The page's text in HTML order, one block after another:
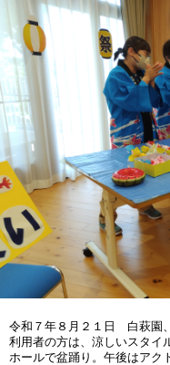
令和７年８月２１日 白萩園
利用者の方は、涼しいスタイ
ホールで盆踊り。午後はアク